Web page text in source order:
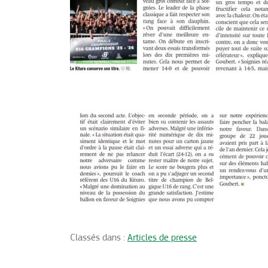
Classés dans : Articles de presse